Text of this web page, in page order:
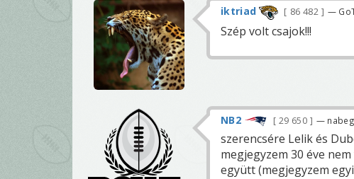
iktriad 86 482 —
Szép volt csajok!!!
NB2 29 650 —
szerencsére Lelik és
megjegyzem 30 éve
együtt (megjegyzem